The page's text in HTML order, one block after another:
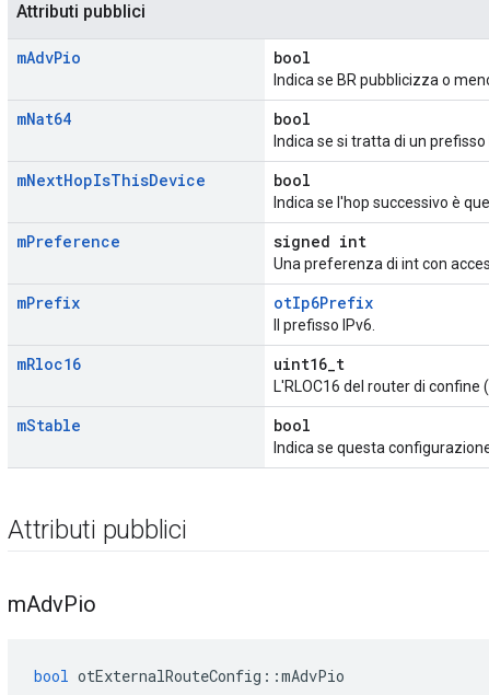
Attributi pubblici
mAdvPio bool
Indica se BR pubblicizza o
mNat64 bool
Indica se si tratta di un prefisso
mNextHopIsThisDevice bool
Indica se l'hop successivo è
mPreference signed int
Una preferenza di int con
mPrefix otIp6Prefix
Il prefisso IPv6.
mRloc16 uint16_t
L'RLOC16 del router di
mStable bool
Indica se questa
Attributi pubblici
mAdvPio
bool otExternalRouteConfig ::mAdvPio